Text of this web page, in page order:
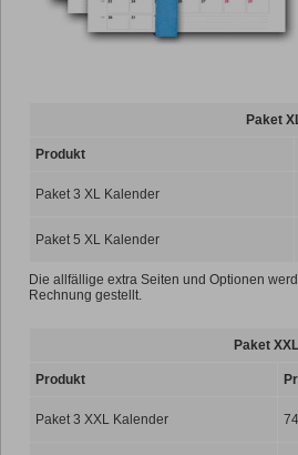
Paket
Produkt
Paket 3 XL Kalender
Paket 5 XL Kalender
Die allfällige extra Seiten und Optionen
Rechnung gestellt.
Paket
Produkt
Paket 3 XXL Kalender